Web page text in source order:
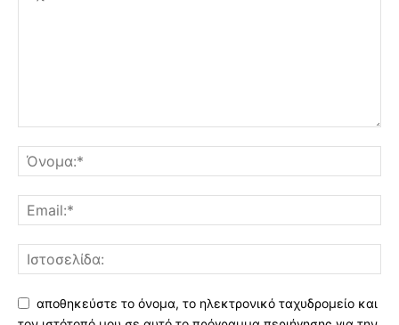
αποθηκεύστε το όνομα, το ηλεκτρονικό ταχυδρομείο και